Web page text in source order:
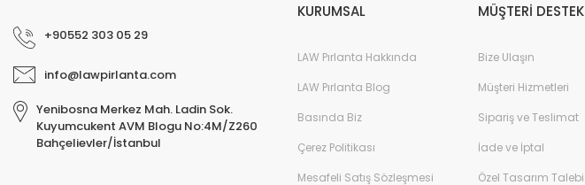
+90552 303 05 29
info@lawpirlanta.com
Yenibosna Merkez Mah. Ladin Sok.
Kuyumcukent AVM Blogu No:4M/Z260
Bahçelievler/İstanbul
KURUMSAL
LAW Pırlanta Hakkında
LAW Pırlanta Blog
Basında Biz
Çerez Politikası
Mesafeli Satış Sözleşmesi
MÜŞTERİ DESTEK
Bize Ulaşın
Müşteri Hizmetleri
Sipariş ve Teslimat
İade ve İptal
Özel Tasarım Talebi